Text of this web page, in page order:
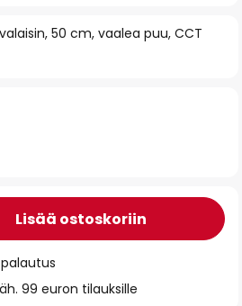
50 cm, vaalea puu, CCT
Lisää ostoskoriin
99 euron tilauksille